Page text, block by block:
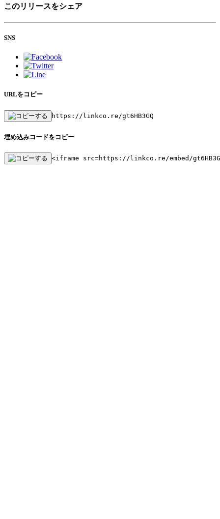
このリリースをシェア
SNS
URLをコピー
https://linkco.re/gt6HB3GQ
埋め込みコードをコピー
<iframe src=https://linkco.re/embed/